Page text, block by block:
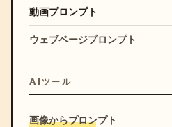
動画プロンプト
ウェブページプロンプト
AIツール
画像からプロンプト